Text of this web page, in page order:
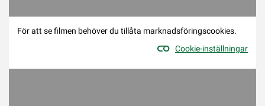
För att se filmen behöver du tillåta marknadsföringscookies.
Cookie-inställningar